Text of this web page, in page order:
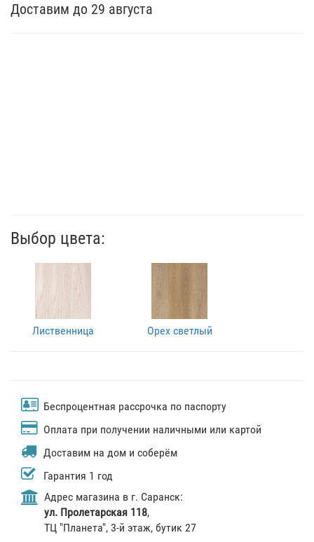
Доставим до 29 августа
Выбор цвета:
Лиственница Орех светлый
Беспроцентная рассрочка по паспорту
Оплата при получении наличными или картой
Доставим на дом и соберём
Гарантия 1 год
Адрес магазина в г. Саранск:
ул. Пролетарская 118,
ТЦ "Планета", 3-й этаж, бутик 27